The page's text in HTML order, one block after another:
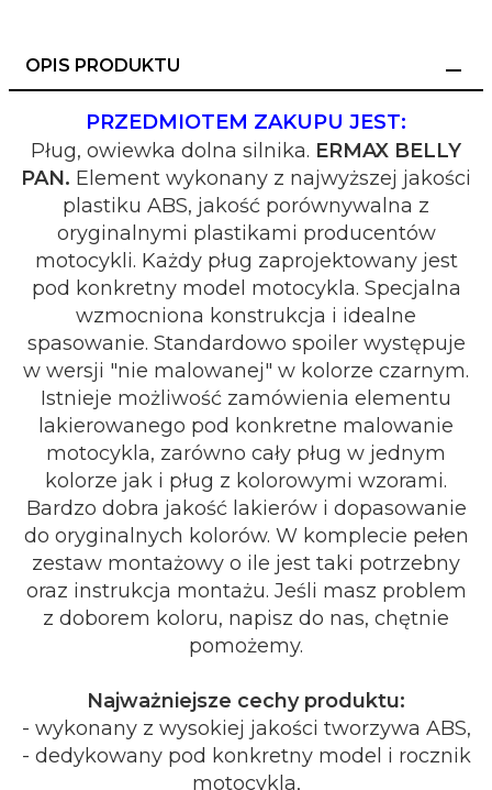
OPIS PRODUKTU
PRZEDMIOTEM ZAKUPU JEST:
Pług, owiewka dolna silnika. ERMAX BELLY
PAN. Element wykonany z najwyższej jakości
plastiku ABS, jakość porównywalna z
oryginalnymi plastikami producentów
motocykli. Każdy pług zaprojektowany jest
pod konkretny model motocykla. Specjalna
wzmocniona konstrukcja i idealne
spasowanie. Standardowo spoiler występuje
w wersji "nie malowanej" w kolorze czarnym.
Istnieje możliwość zamówienia elementu
lakierowanego pod konkretne malowanie
motocykla, zarówno cały pług w jednym
kolorze jak i pług z kolorowymi wzorami.
Bardzo dobra jakość lakierów i dopasowanie
do oryginalnych kolorów. W komplecie pełen
zestaw montażowy o ile jest taki potrzebny
oraz instrukcja montażu. Jeśli masz problem
z doborem koloru, napisz do nas, chętnie
pomożemy.
Najważniejsze cechy produktu:
- wykonany z wysokiej jakości tworzywa ABS,
- dedykowany pod konkretny model i rocznik
motocykla,